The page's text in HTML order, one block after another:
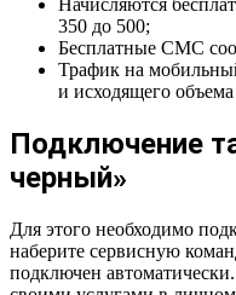
Начисляются
350 до 500;
Бесплатные СМС
Трафик на
и исходящего
Подключение
черный»
Для этого необходимо
наберите сервисную
подключен